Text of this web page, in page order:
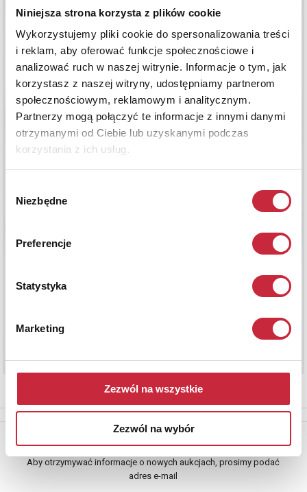
Niniejsza strona korzysta z plików cookie
Wykorzystujemy pliki cookie do spersonalizowania treści
i reklam, aby oferować funkcje społecznościowe i
analizować ruch w naszej witrynie. Informacje o tym, jak
korzystasz z naszej witryny, udostępniamy partnerom
społecznościowym, reklamowym i analitycznym.
Partnerzy mogą połączyć te informacje z innymi danymi
otrzymanymi od Ciebie lub uzyskanymi podczas
korzystania z ich usług.
zgody
Niezbędne
Preferencje
Statystyka
Marketing
Zezwól na wszystkie
Zezwól na wybór
Newsletter
Aby otrzymywać informacje o nowych aukcjach, prosimy podać
adres e-mail